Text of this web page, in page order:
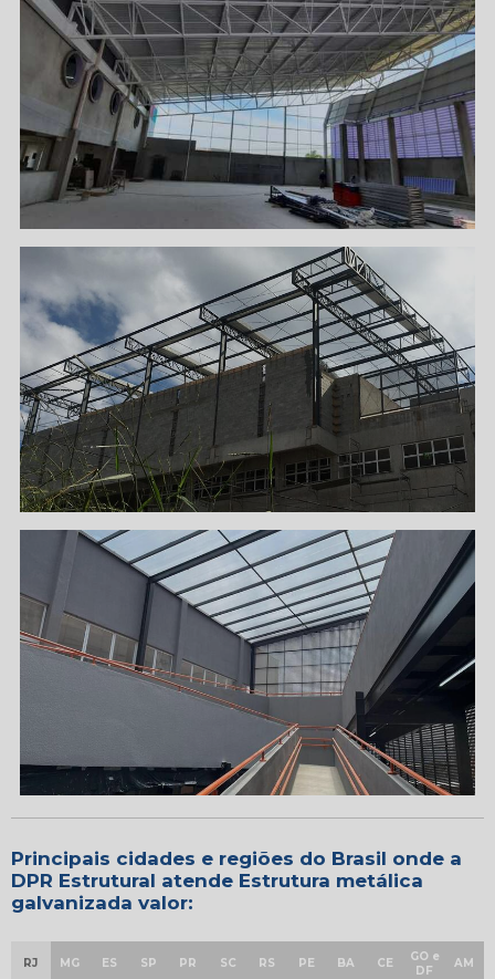
Principais cidades e regiões do Brasil onde a
DPR Estrutural atende Estrutura metálica
galvanizada valor:
RJ MG ES SP PR SC RS PE BA CE
GO e
DF
AM